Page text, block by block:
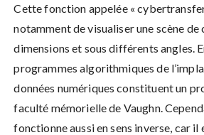
Cette fonction appelée «
notamment de visualiser une scène de
dimensions et sous différents angles.
programmes algorithmiques de
données numériques constituent un
faculté mémorielle de Vaughn.
fonctionne aussi en sens inverse, car il